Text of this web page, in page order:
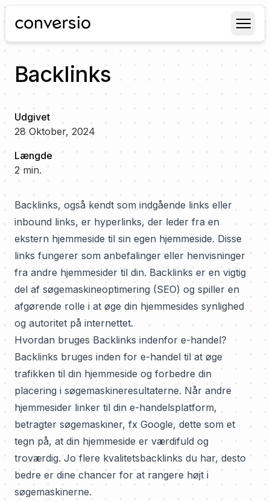
Conversio
Backlinks
Udgivet
28 Oktober, 2024
Længde
2 min.
Backlinks, også kendt som indgående links eller
inbound links, er hyperlinks, der leder fra en
ekstern hjemmeside til sin egen hjemmeside. Disse
links fungerer som anbefalinger eller henvisninger
fra andre hjemmesider til din. Backlinks er en vigtig
del af søgemaskineoptimering (SEO) og spiller en
afgørende rolle i at øge din hjemmesides synlighed
og autoritet på internettet.
Hvordan bruges Backlinks indenfor e-handel?
Backlinks bruges inden for e-handel til at øge
trafikken til din hjemmeside og forbedre din
placering i søgemaskineresultaterne. Når andre
hjemmesider linker til din e-handelsplatform,
betragter søgemaskiner, fx Google, dette som et
tegn på, at din hjemmeside er værdifuld og
troværdig. Jo flere kvalitetsbacklinks du har, desto
bedre er dine chancer for at rangere højt i
søgemaskinerne.